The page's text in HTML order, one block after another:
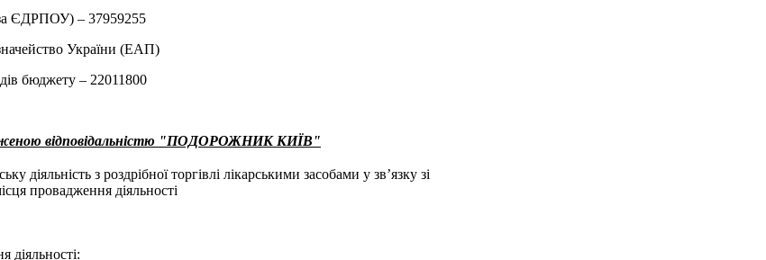
ЄДРПОУ) – 37959255
України (ЕАП)
бюджету – 22011800
відповідальністю "ПОДОРОЖНИК КИЇВ"
діяльність з роздрібної торгівлі лікарськими засобами у зв’язку зі
провадження діяльності
діяльності: